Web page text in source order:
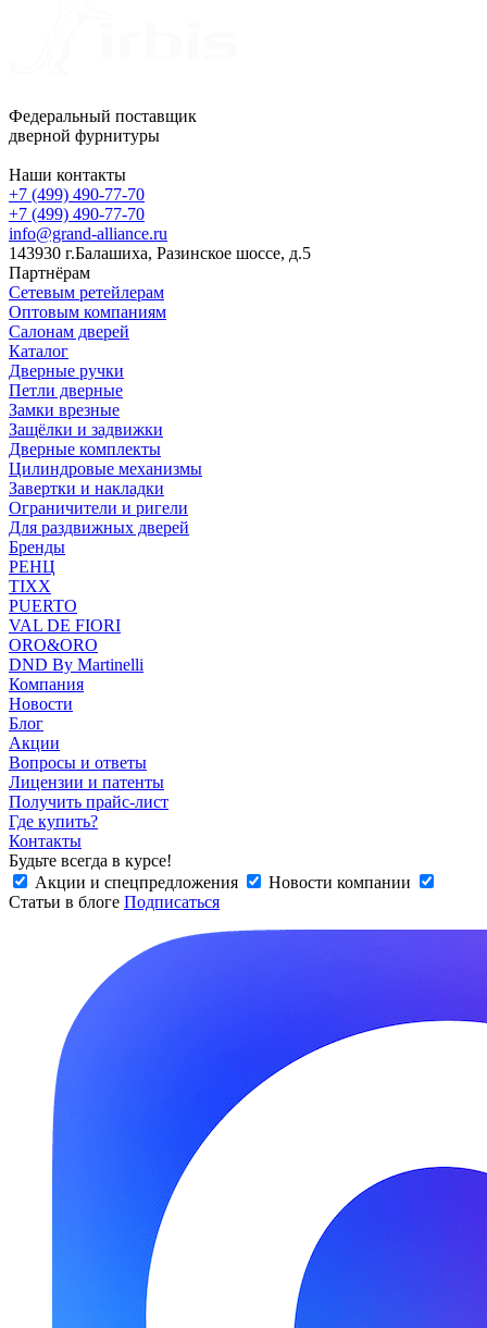
Федеральный поставщик
дверной фурнитуры
Наши контакты
+7 (499) 490-77-70
+7 (499) 490-77-70
info@grand-alliance.ru
143930 г.Балашиха, Разинское шоссе, д.5
Партнёрам
Сетевым ретейлерам
Оптовым компаниям
Салонам дверей
Каталог
Дверные ручки
Петли дверные
Замки врезные
Защёлки и задвижки
Дверные комплекты
Цилиндровые механизмы
Завертки и накладки
Ограничители и ригели
Для раздвижных дверей
Бренды
РЕНЦ
TIXX
PUERTO
VAL DE FIORI
ORO&ORO
DND By Martinelli
Компания
Новости
Блог
Акции
Вопросы и ответы
Лицензии и патенты
Получить прайс-лист
Где купить?
Контакты
Будьте всегда в курсе!
Акции и спецпредложения
Новости компании
Статьи в блоге Подписаться